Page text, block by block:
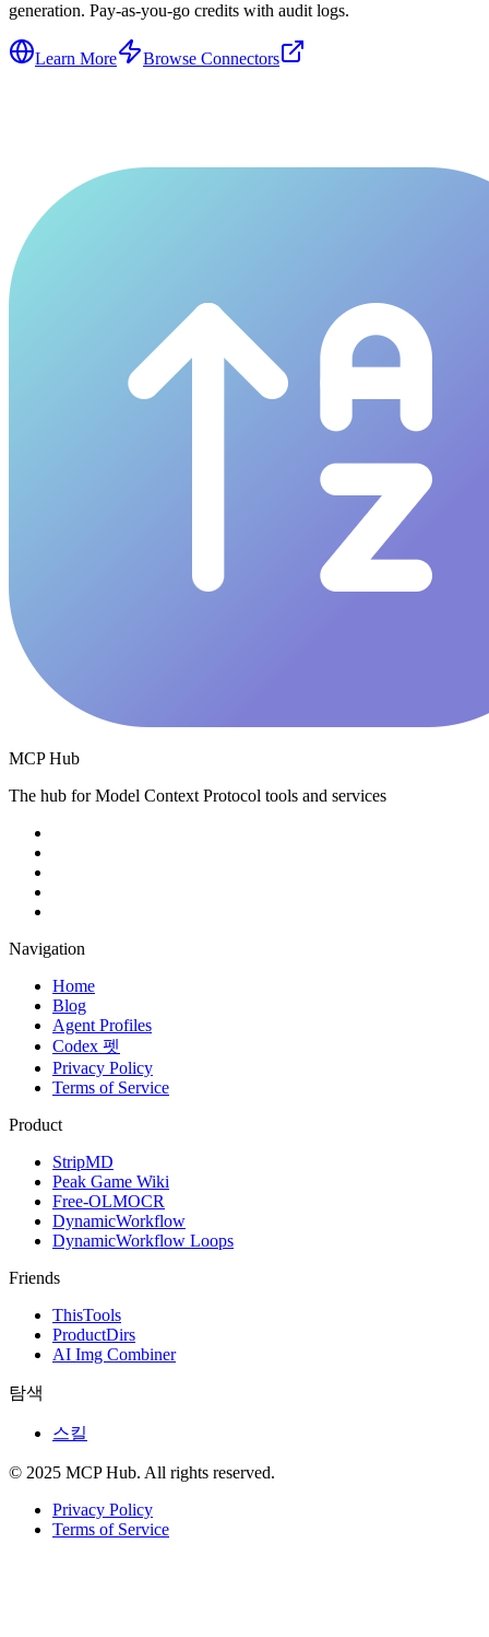
generation. Pay-as-you-go credits with audit logs.
Learn More Browse Connectors
MCP Hub
The hub for Model Context Protocol tools and services
Navigation
Home
Blog
Agent Profiles
Codex 펫
Privacy Policy
Terms of Service
Product
StripMD
Peak Game Wiki
Free-OLMOCR
DynamicWorkflow
DynamicWorkflow Loops
Friends
ThisTools
ProductDirs
AI Img Combiner
탐색
스킬
© 2025 MCP Hub. All rights reserved.
Privacy Policy
Terms of Service